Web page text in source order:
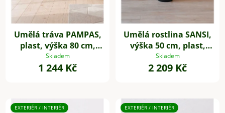
Umělá tráva PAMPAS,
plast, výška 80 cm,
zelená
Skladem
1 244 Kč
Umělá rostlina SANSI,
výška 50 cm, plast,
zelená
Skladem
2 209 Kč
EXTERIÉR / INTERIÉR EXTERIÉR / INTERIÉR